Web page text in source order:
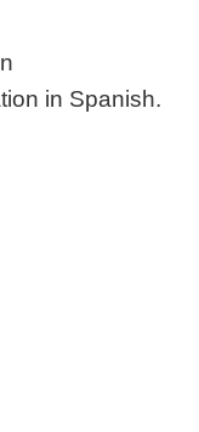
in Spanish.